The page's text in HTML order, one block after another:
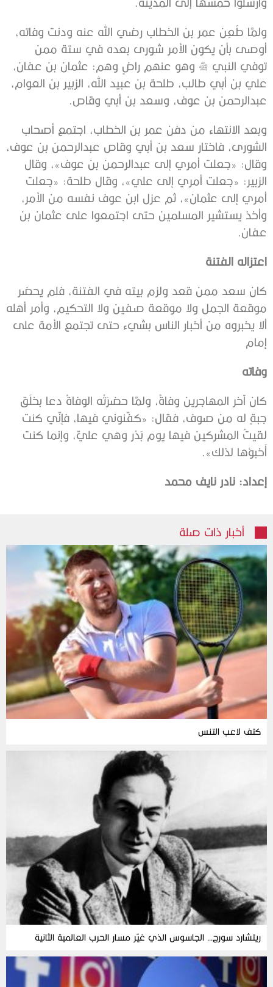
ولمَّا طُعِن عمر بن الخطاب رضي الله عنه ودنت وفاته،
أوصى بأن يكون الأمر شورى بعده في ستة ممن
توفي النبي ﷺ وهو عنهم راضٍ وهم: عثمان بن عفان،
علي بن أبي طالب، طلحة بن عبيد الله، الزبير بن العوام،
عبدالرحمن بن عوف، وسعد بن أبي وقاص.
وبعد الانتهاء من دفن عمر بن الخطاب، اجتمع أصحاب
الشورى، فاختار سعد بن أبي وقاص عبدالرحمن بن عوف،
وقال: «جعلت أمري إلى عبدالرحمن بن عوف»، وقال
الزبير: «جعلت أمري إلى علي»، وقال طلحة: «جعلت
أمري إلى عثمان»، ثم عزل ابن عوف نفسه من الأمر،
وأخذ يستشير المسلمين حتى اجتمعوا على عثمان بن
عفان.
اعتزاله الفتنة
كان سعد ممن قعد ولزم بيته في الفتنة، فلم يحضر
موقعة الجمل ولا موقعة صفين ولا التحكيم، وأمر أهله
ألا يخبروه من أخبار الناس بشيء حتى تجتمع الأمة على
إمام
وفاته
كان آخر المهاجرين وفاةً، ولمَّا حضرَتْه الوفاةُ دعا بخلَق
جبةٍ له من صوف، فقال: «كفّنوني فيها، فإنّي كنت
لقيتُ المشركين فيها يوم بَدْر وهي عليّ، وإنما كنت
أَخبؤها لذلك».
إعداد: نادر نايف محمد
أخبار ذات صلة
كتف لاعب التنس
ريتشارد سورج… الجاسوس الذي غيّر مسار الحرب العالمية الثانية